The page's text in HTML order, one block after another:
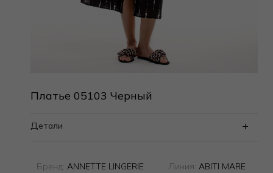
Платье 05103 Черный
Детали
Бренд: ANNETTE LINGERIE Линия: ABITI MARE